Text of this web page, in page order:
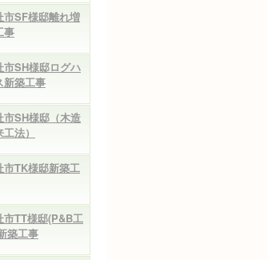
市SF様邸離れ増
事
市SH様邸ログハ
新築工事
市SH様邸（木造
法）
市TK様邸新築工
市TT様邸(P&B工
築工事